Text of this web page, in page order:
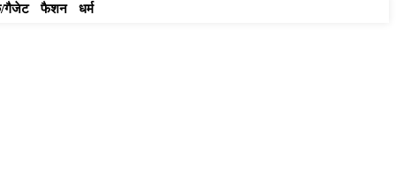
गैजेट फैशन धर्म